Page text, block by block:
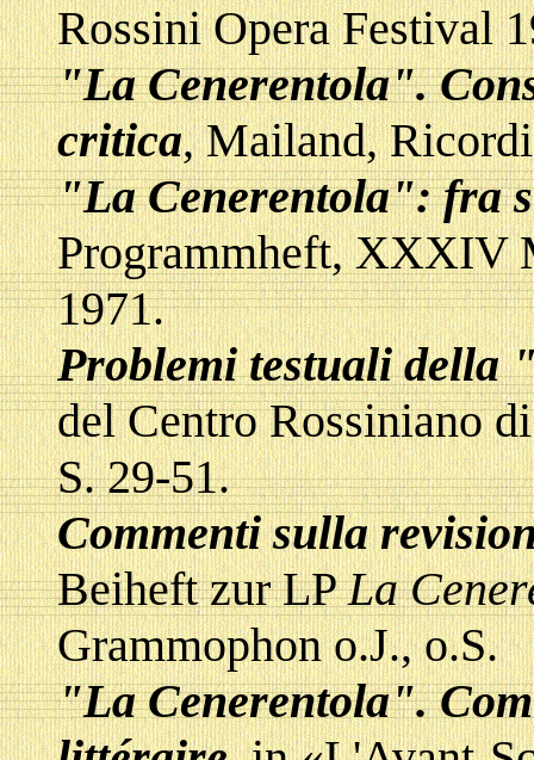
Rossini Opera Festival
"La Cenerentola".
critica, Mailand,
"La Cenerentola": fra
Programmheft, XXXIV
1971.
Problemi testuali della
del Centro Rossiniano
S. 29-51.
Commenti sulla
Beiheft zur LPLa
Grammophon o.J., o.S.
"La Cenerentola".